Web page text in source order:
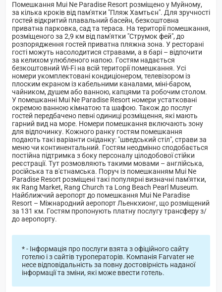
Помешкання Mui Ne Paradise Resort розміщено у Муйному,
за кілька кроків від пам'ятки "Пляж Хамтьєн". Для зручності
гостей відкритий плавальний басейн, безкоштовна
приватна парковка, сад та тераса. На території помешкання,
розміщеного за 2,9 км від пам'ятки "Струмок фей", до
розпорядження гостей приватна пляжна зона. У ресторані
гості можуть насолодитися стравами, а в барі – відпочити
за келихом улюбленого напою. Гостям надається
безкоштовний Wi-Fi на всій території помешкання. Усі
номери укомплектовані кондиціонером, телевізором із
плоским екраном із кабельними каналами, міні-баром,
чайником, душем або ванною, капцями та робочим столом.
У помешканні Mui Ne Paradise Resort номери устатковані
окремою ванною кімнатою та шафою. Також до послуг
гостей передбачено певні одиниці розміщення, які мають
гарний вид на море. Номери помешкання включають зону
для відпочинку. Кожного ранку гостям помешкання
подають такі варіанти сніданку: "шведський стіл", страви за
меню чи континентальний. Гостям неодмінно сподобається
постійна підтримка з боку персоналу цілодобової стійки
реєстрації. Тут розмовляють такими мовами – англійська,
російська та в'єтнамська. Поруч із помешканням Mui Ne
Paradise Resort розміщені такі популярні визначні пам'ятки,
як Rang Market, Rang Church та Long Beach Pearl Museum.
Найближчий аеропорт до помешкання Mui Ne Paradise
Resort – Міжнародний аеропорт Льенкхионг, що розміщений
за 131 км. Гостям пропонують платну послугу трансферу з/
до аеропорту.
* - Інформація про послуги взята з офіційного сайту
готелю і з сайтів туроператорів. Компанія Farvater не
несе відповідальність за повну достовірність наданої
інформації та зміни, які може ввести готель.